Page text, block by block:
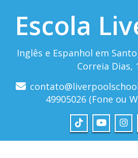
Escola
Inglês e Espanhol em Santo
Correia Dias,
49905026 (Fone ou